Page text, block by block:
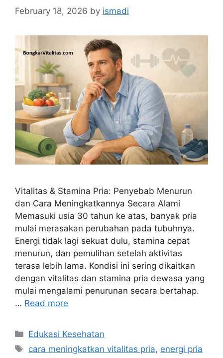
February 18, 2026 by ismadi
Vitalitas & Stamina Pria: Penyebab Menurun
dan Cara Meningkatkannya Secara Alami
Memasuki usia 30 tahun ke atas, banyak pria
mulai merasakan perubahan pada tubuhnya.
Energi tidak lagi sekuat dulu, stamina cepat
menurun, dan pemulihan setelah aktivitas
terasa lebih lama. Kondisi ini sering dikaitkan
dengan vitalitas dan stamina pria dewasa yang
mulai mengalami penurunan secara bertahap.
… Read more
Categories
Edukasi Kesehatan
Tags
cara meningkatkan vitalitas pria, energi pria